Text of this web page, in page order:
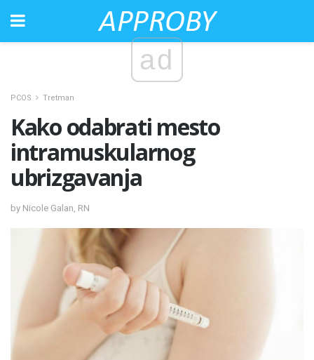
ad
PCOS Tretman
Kako odabrati mesto
intramuskularnog
ubrizgavanja
by Nicole Galan, RN